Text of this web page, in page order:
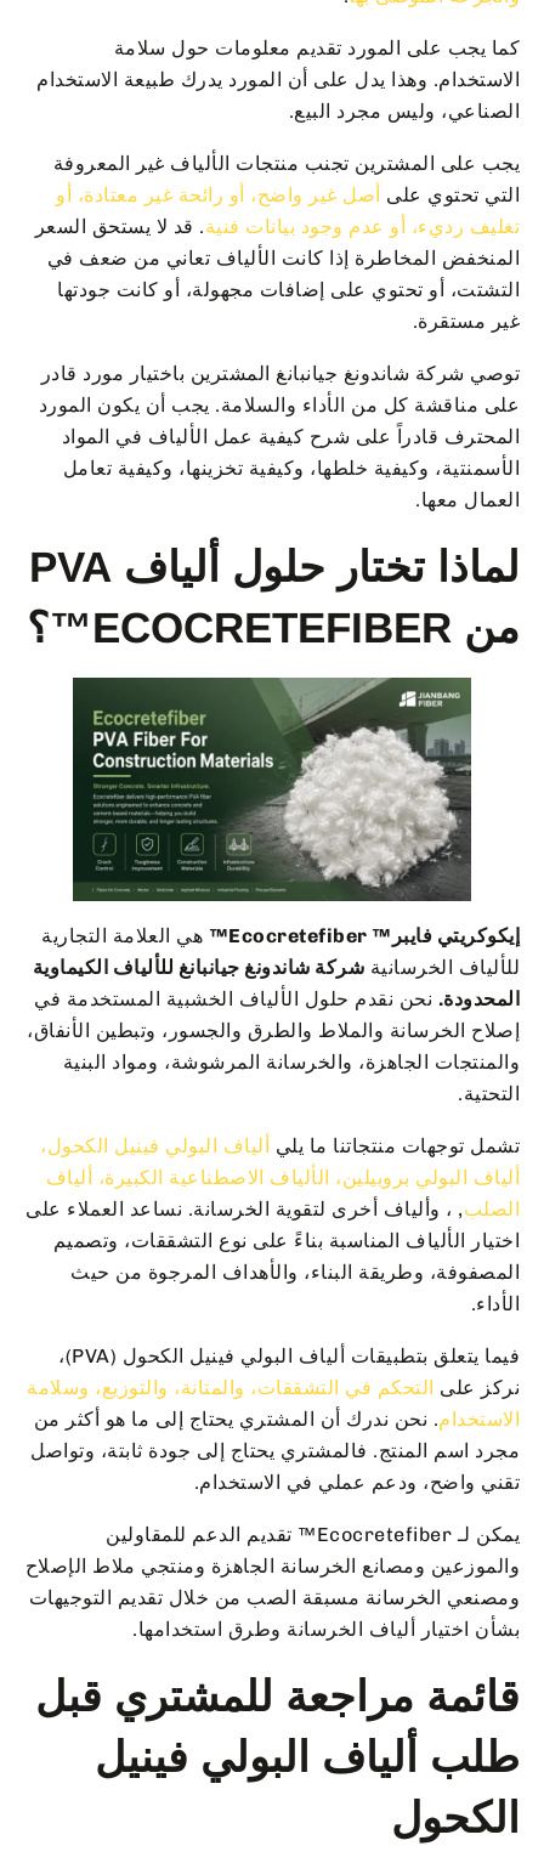
كما يجب على المورد تقديم معلومات حول سلامة
الاستخدام. وهذا يدل على أن المورد يدرك طبيعة الاستخدام
الصناعي، وليس مجرد البيع.
يجب على المشترين تجنب منتجات الألياف غير المعروفة
التي تحتوي على أصل غير واضح، أو رائحة غير معتادة، أو
تغليف رديء، أو عدم وجود بيانات فنية. قد لا يستحق السعر
المنخفض المخاطرة إذا كانت الألياف تعاني من ضعف في
التشتت، أو تحتوي على إضافات مجهولة، أو كانت جودتها
غير مستقرة.
توصي شركة شاندونغ جيانبانغ المشترين باختيار مورد قادر
على مناقشة كل من الأداء والسلامة. يجب أن يكون المورد
المحترف قادراً على شرح كيفية عمل الألياف في المواد
الأسمنتية، وكيفية خلطها، وكيفية تخزينها، وكيفية تعامل
العمال معها.
لماذا تختار حلول ألياف PVA
من ECOCRETEFIBER™؟
إيكوكريتي فايبر™ Ecocretefiber™
هي العلامة التجارية
للألياف الخرسانية شركة شاندونغ جيانبانغ للألياف الكيماوية
المحدودة. نحن نقدم حلول الألياف الخشبية المستخدمة في
إصلاح الخرسانة والملاط والطرق والجسور، وتبطين الأنفاق،
والمنتجات الجاهزة، والخرسانة المرشوشة، ومواد البنية
التحتية.
تشمل توجهات منتجاتنا ما يلي ألياف البولي فينيل الكحول،
ألياف البولي بروبيلين، الألياف الاصطناعية الكبيرة، ألياف
الصلب, ، وألياف أخرى لتقوية الخرسانة. نساعد العملاء على
اختيار الألياف المناسبة بناءً على نوع التشققات، وتصميم
المصفوفة، وطريقة البناء، والأهداف المرجوة من حيث
الأداء.
فيما يتعلق بتطبيقات ألياف البولي فينيل الكحول (PVA)،
نركز على التحكم في التشققات، والمتانة، والتوزيع، وسلامة
الاستخدام. نحن ندرك أن المشتري يحتاج إلى ما هو أكثر من
مجرد اسم المنتج. فالمشتري يحتاج إلى جودة ثابتة، وتواصل
تقني واضح، ودعم عملي في الاستخدام.
يمكن لـ Ecocretefiber™ تقديم الدعم للمقاولين
والموزعين ومصانع الخرسانة الجاهزة ومنتجي ملاط الإصلاح
ومصنعي الخرسانة مسبقة الصب من خلال تقديم التوجيهات
بشأن اختيار ألياف الخرسانة وطرق استخدامها.
قائمة مراجعة للمشتري قبل
طلب ألياف البولي فينيل
الكحول